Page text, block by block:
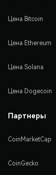
Цена Bitcoin
Цена Ethereum
Цена Solana
Цена Dogecoin
Партнеры
CoinMarketCap
CoinGecko